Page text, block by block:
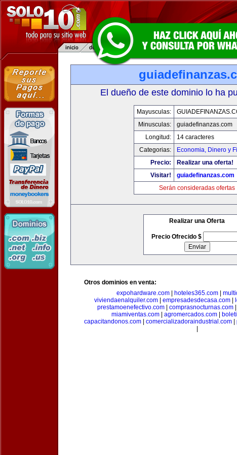
El dueño de este dominio lo ha
Mayusculas:
Minusculas:
guiadefinanzas.com
Longitud:
14 caracteres
Categorias:
Economia, Dinero y
Precio:
Realizar una oferta!
Visitar!
guiadefinanzas.com
Serán consideradas ofertas
Realizar una Oferta
Precio Ofrecido $
Otros dominios en venta:
expohardware.com| hoteles365.com|
viviendaenalquiler.com| empresadesdecasa.com|
prestamoenefectivo.com
comprasnocturnas.com
miamiventas.com
agromercados.com
capacitandonos.com
comercializadoraindustrial.com